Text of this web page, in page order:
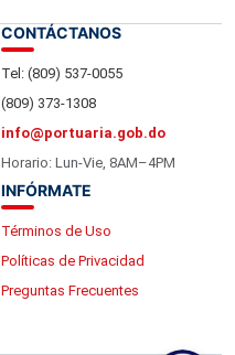
CONTÁCTANOS
Tel: (809) 537-0055
(809) 373-1308
info@portuaria.gob.do
Horario: Lun-Vie, 8AM–4PM
INFÓRMATE
Términos de Uso
Políticas de Privacidad
Preguntas Frecuentes